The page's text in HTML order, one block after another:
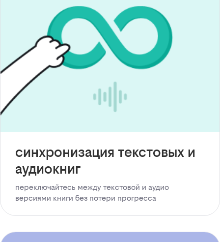
синхронизация текстовых и
аудиокниг
переключайтесь между текстовой и аудио
версиями книги без потери прогресса